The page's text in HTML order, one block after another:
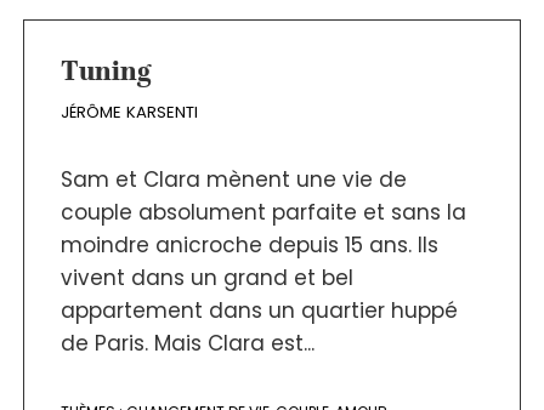
Tuning
JÉRÔME KARSENTI
Sam et Clara mènent une vie de
couple absolument parfaite et sans la
moindre anicroche depuis 15 ans. Ils
vivent dans un grand et bel
appartement dans un quartier huppé
de Paris. Mais Clara est...